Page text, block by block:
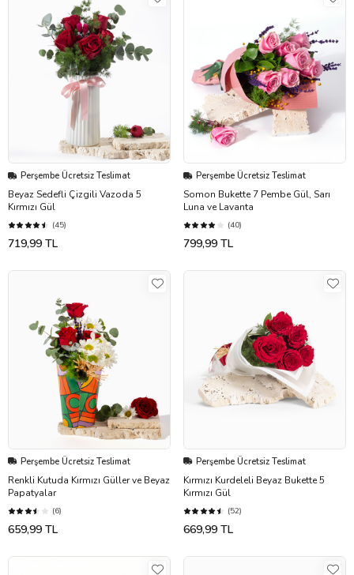
Perşembe Ücretsiz Teslimat
Beyaz Sedefli Çizgili Vazoda 5
Kırmızı Gül
(45)
719,99 TL
Perşembe Ücretsiz Teslimat
Somon Bukette 7 Pembe Gül, Sarı
Luna ve Lavanta
(40)
799,99 TL
Perşembe Ücretsiz Teslimat
Renkli Kutuda Kırmızı Güller ve Beyaz
Papatyalar
(6)
659,99 TL
Perşembe Ücretsiz Teslimat
Kırmızı Kurdeleli Beyaz Bukette 5
Kırmızı Gül
(52)
669,99 TL